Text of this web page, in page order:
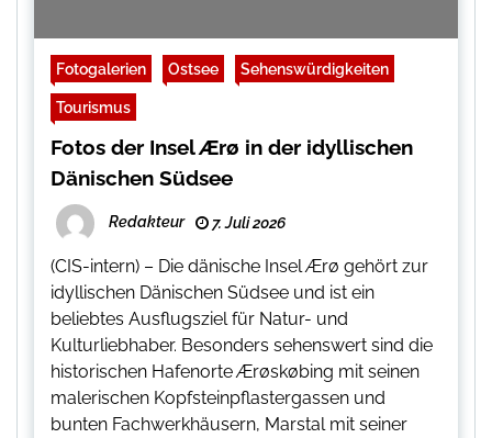
Fotogalerien Ostsee Sehenswürdigkeiten
Tourismus
Fotos der Insel Ærø in der idyllischen
Dänischen Südsee
Redakteur 7. Juli 2026
(CIS-intern) – Die dänische Insel Ærø gehört zur
idyllischen Dänischen Südsee und ist ein
beliebtes Ausflugsziel für Natur- und
Kulturliebhaber. Besonders sehenswert sind die
historischen Hafenorte Ærøskøbing mit seinen
malerischen Kopfsteinpflastergassen und
bunten Fachwerkhäusern, Marstal mit seiner